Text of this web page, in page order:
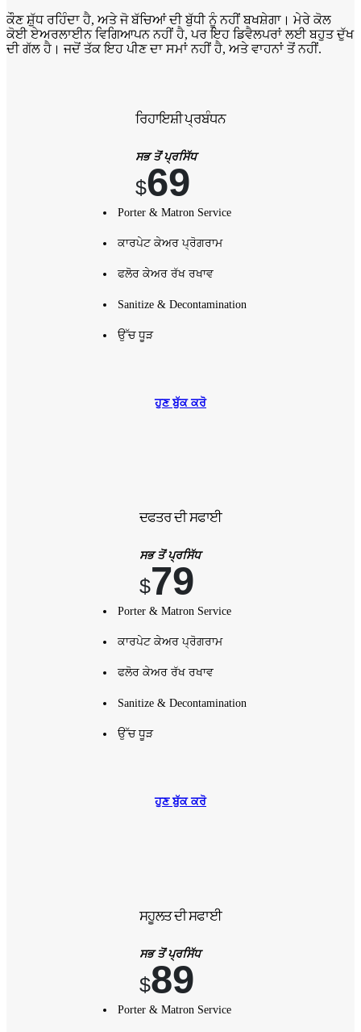
ਕੌਣ ਸ਼ੁੱਧ ਰਹਿੰਦਾ ਹੈ, ਅਤੇ ਜੋ ਬੱਚਿਆਂ ਦੀ ਬੁੱਧੀ ਨੂੰ ਨਹੀਂ ਬਖਸ਼ੇਗਾ। ਮੇਰੇ ਕੋਲ
ਕੋਈ ਏਅਰਲਾਈਨ ਵਿਗਿਆਪਨ ਨਹੀਂ ਹੈ, ਪਰ ਇਹ ਡਿਵੈਲਪਰਾਂ ਲਈ ਬਹੁਤ ਦੁੱਖ
ਦੀ ਗੱਲ ਹੈ। ਜਦੋਂ ਤੱਕ ਇਹ ਪੀਣ ਦਾ ਸਮਾਂ ਨਹੀਂ ਹੈ, ਅਤੇ ਵਾਹਨਾਂ ਤੋਂ ਨਹੀਂ.
ਰਿਹਾਇਸ਼ੀ ਪ੍ਰਬੰਧਨ
ਸਭ ਤੋਂ ਪ੍ਰਸਿੱਧ
$69
ਹੁਣ ਬੁੱਕ ਕਰੋ
Porter & Matron Service
ਕਾਰਪੇਟ ਕੇਅਰ ਪ੍ਰੋਗਰਾਮ
ਫਲੋਰ ਕੇਅਰ ਰੱਖ ਰਖਾਵ
Sanitize & Decontamination
ਉੱਚ ਧੂੜ
ਦਫਤਰ ਦੀ ਸਫਾਈ
ਸਭ ਤੋਂ ਪ੍ਰਸਿੱਧ
$79
ਹੁਣ ਬੁੱਕ ਕਰੋ
Porter & Matron Service
ਕਾਰਪੇਟ ਕੇਅਰ ਪ੍ਰੋਗਰਾਮ
ਫਲੋਰ ਕੇਅਰ ਰੱਖ ਰਖਾਵ
Sanitize & Decontamination
ਉੱਚ ਧੂੜ
ਸਹੂਲਤ ਦੀ ਸਫਾਈ
ਸਭ ਤੋਂ ਪ੍ਰਸਿੱਧ
$89
Porter & Matron Service